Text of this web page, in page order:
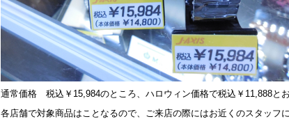
通常価格 税込￥15,984のところ、ハロウィン価格で税込￥11,888とお
各店舗で対象商品はことなるので、ご来店の際にはお近くのスタッフ